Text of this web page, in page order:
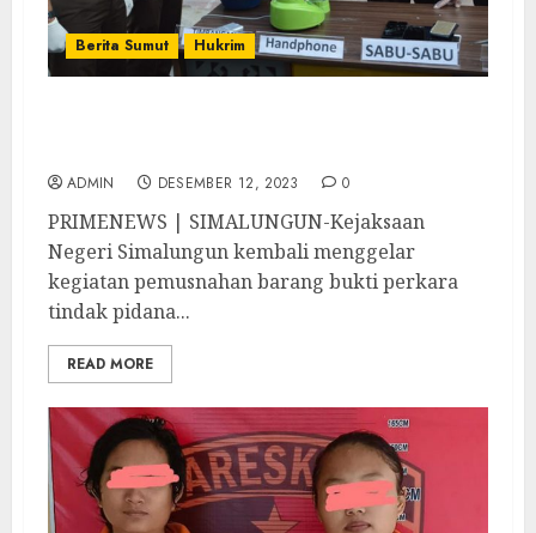
Berita Sumut Hukrim
ADMIN DESEMBER 12, 2023 0
PRIMENEWS | SIMALUNGUN-Kejaksaan
Negeri Simalungun kembali menggelar
kegiatan pemusnahan barang bukti perkara
tindak pidana...
READ MORE